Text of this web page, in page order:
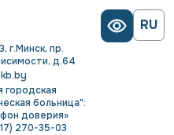
RU
г.Минск, пр.
д.64
городская
больница":
доверия»
270-35-03